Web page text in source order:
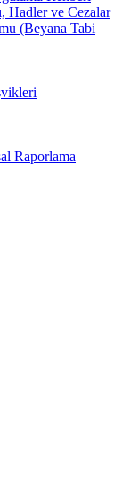
Hadler ve Cezalar
(Beyana Tabi
Raporlama